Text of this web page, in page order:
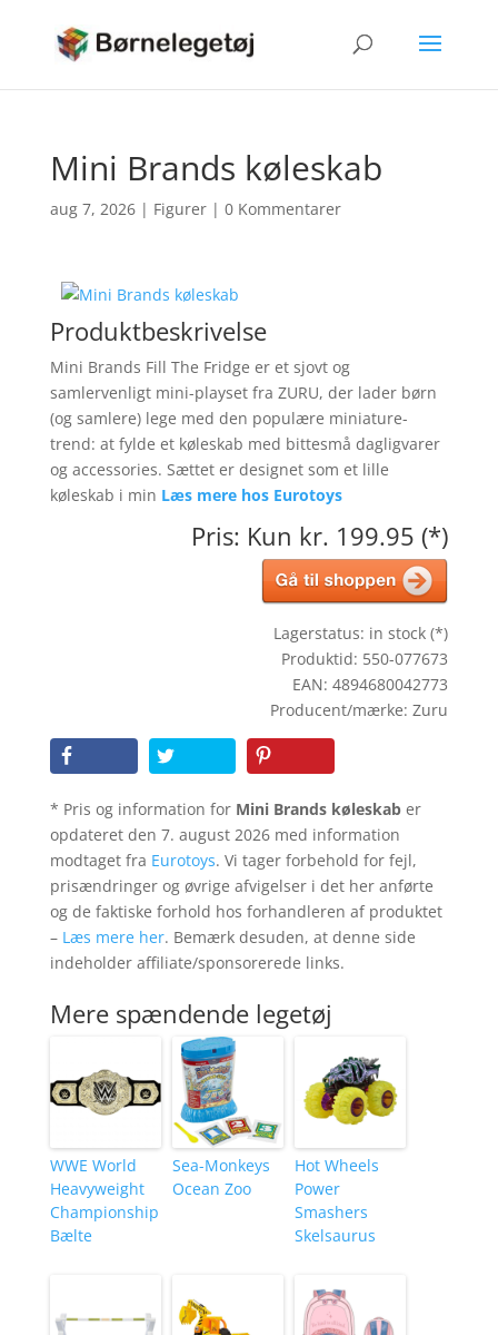
Mini Brands køleskab
aug 7, 2026| Figurer| 0 Kommentarer
Produktbeskrivelse
Mini Brands Fill The Fridge er et sjovt og
samlervenligt mini-playset fra ZURU, der lader børn
(og samlere) lege med den populære miniature-
trend: at fylde et køleskab med bittesmå dagligvarer
og accessories. Sættet er designet som et lille
køleskab i min Læs mere hos Eurotoys
Pris: Kun kr. 199.95 (*)
Lagerstatus: in stock (*)
Produktid: 550-077673
EAN: 4894680042773
Producent/mærke: Zuru
* Pris og information for Mini Brands køleskaber
opdateret den 7. august 2026 med information
modtaget fra Eurotoys. Vi tager forbehold for fejl,
prisændringer og øvrige afvigelser i det her anførte
og de faktiske forhold hos forhandleren af produktet
– Læs mere her. Bemærk desuden, at denne side
indeholder affiliate/sponsorerede links.
Mere spændende legetøj
WWE World
Heavyweight
Championship
Bælte
Sea-Monkeys
Ocean Zoo
Hot Wheels
Power
Smashers
Skelsaurus